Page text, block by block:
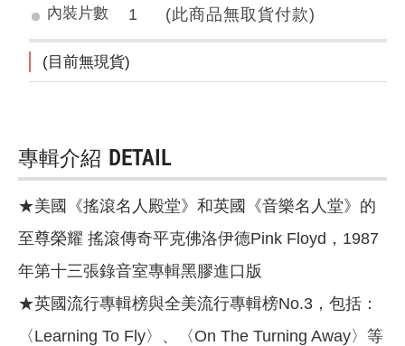
內裝片數 1 (此商品無取貨付款)
(目前無現貨)
專輯介紹 DETAIL
★美國《搖滾名人殿堂》和英國《音樂名人堂》的
至尊榮耀 搖滾傳奇平克佛洛伊德Pink Floyd，1987
年第十三張錄音室專輯黑膠進口版
★英國流行專輯榜與全美流行專輯榜No.3，包括：
〈Learning To Fly〉、〈On The Turning Away〉等